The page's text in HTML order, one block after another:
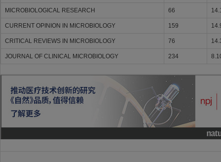
MICROBIOLOGICAL RESEARCH 66
CURRENT OPINION IN MICROBIOLOGY 159
CRITICAL REVIEWS IN MICROBIOLOGY 76
JOURNAL OF CLINICAL MICROBIOLOGY 234